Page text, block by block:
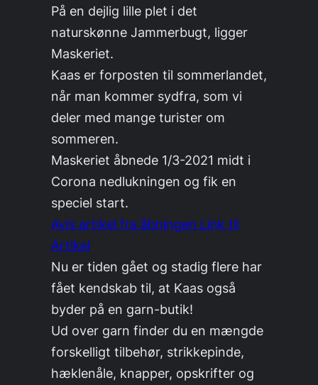
På en dejlig lille plet i det
naturskønne Jammerbugt, ligger
Maskeriet.
Kaas er forposten til sommerlandet,
når man kommer sydfra, som vi
deler med mange turister om
sommeren.
Maskeriet åbnede 1/3-2021 midt i
Corona nedlukningen og fik en
speciel start.
Avis artikel fra åbningen Link til
Artikel
Nu er tiden gået og stadig flere har
fået kendskab til, at Kaas også
byder på en garn-butik!
Ud over garn finder du en mængde
forskelligt tilbehør, strikkepinde,
hæklenåle, knapper, opskrifter og